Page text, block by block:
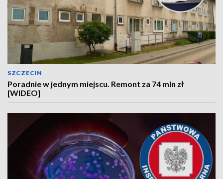
SZCZECIN
Poradnie w jednym miejscu. Remont za 74 mln zł
[WIDEO]